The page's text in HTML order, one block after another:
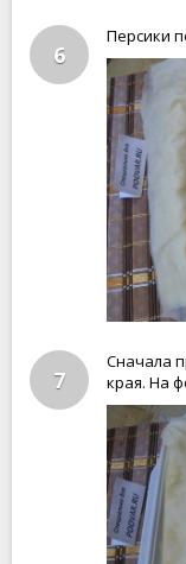
6
Персики
7
Сначала
края. На